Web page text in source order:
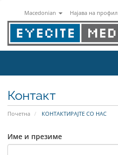
Macedonian Најава на профил
Контакт
Почетна КОНТАКТИРАЈТЕ СО НАС
Име и презиме